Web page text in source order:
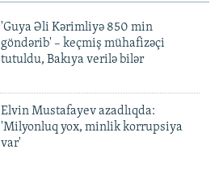
'Guya Əli Kərimliyə 850 min
göndərib' – keçmiş mühafizəçi
tutuldu, Bakıya verilə bilər
Elvin Mustafayev azadlıqda:
'Milyonluq yox, minlik korrupsiya
var'